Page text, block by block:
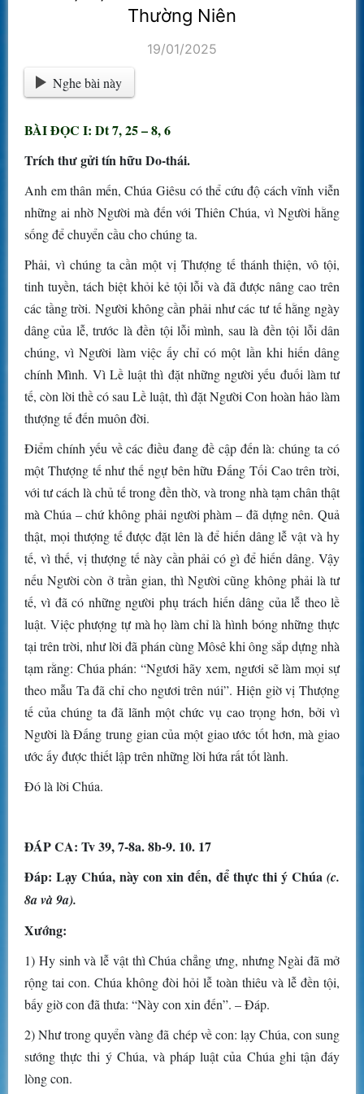
Thường Niên
19/01/2025
Nghe bài này
BÀI ĐỌC I: Dt 7, 25 – 8, 6
Trích thư gửi tín hữu Do-thái.
Anh em thân mến, Chúa Giêsu có thể cứu độ cách vĩnh viễn
những ai nhờ Người mà đến với Thiên Chúa, vì Người hằng
sống để chuyển cầu cho chúng ta.
Phải, vì chúng ta cần một vị Thượng tế thánh thiện, vô tội,
tinh tuyền, tách biệt khỏi kẻ tội lỗi và đã được nâng cao trên
các tầng trời. Người không cần phải như các tư tế hằng ngày
dâng của lễ, trước là đền tội lỗi mình, sau là đền tội lỗi dân
chúng, vì Người làm việc ấy chỉ có một lần khi hiến dâng
chính Mình. Vì Lề luật thì đặt những người yếu đuối làm tư
tế, còn lời thề có sau Lề luật, thì đặt Người Con hoàn hảo làm
thượng tế đến muôn đời.
Điểm chính yếu về các điều đang đề cập đến là: chúng ta có
một Thượng tế như thế ngự bên hữu Đấng Tối Cao trên trời,
với tư cách là chủ tế trong đền thờ, và trong nhà tạm chân thật
mà Chúa – chứ không phải người phàm – đã dựng nên. Quả
thật, mọi thượng tế được đặt lên là để hiến dâng lễ vật và hy
tế, vì thế, vị thượng tế này cần phải có gì để hiến dâng. Vậy
nếu Người còn ở trần gian, thì Người cũng không phải là tư
tế, vì đã có những người phụ trách hiến dâng của lễ theo lề
luật. Việc phượng tự mà họ làm chỉ là hình bóng những thực
tại trên trời, như lời đã phán cùng Môsê khi ông sắp dựng nhà
tạm rằng: Chúa phán: “Ngươi hãy xem, ngươi sẽ làm mọi sự
theo mẫu Ta đã chỉ cho ngươi trên núi”. Hiện giờ vị Thượng
tế của chúng ta đã lãnh một chức vụ cao trọng hơn, bởi vì
Người là Đấng trung gian của một giao ước tốt hơn, mà giao
ước ấy được thiết lập trên những lời hứa rất tốt lành.
Đó là lời Chúa.
ĐÁP CA: Tv 39, 7-8a. 8b-9. 10. 17
Đáp: Lạy Chúa, này con xin đến, để thực thi ý Chúa (c.
8a và 9a).
Xướng:
1) Hy sinh và lễ vật thì Chúa chẳng ưng, nhưng Ngài đã mở
rộng tai con. Chúa không đòi hỏi lễ toàn thiêu và lễ đền tội,
bấy giờ con đã thưa: “Này con xin đến”. – Đáp.
2) Như trong quyển vàng đã chép về con: lạy Chúa, con sung
sướng thực thi ý Chúa, và pháp luật của Chúa ghi tận đáy
lòng con.